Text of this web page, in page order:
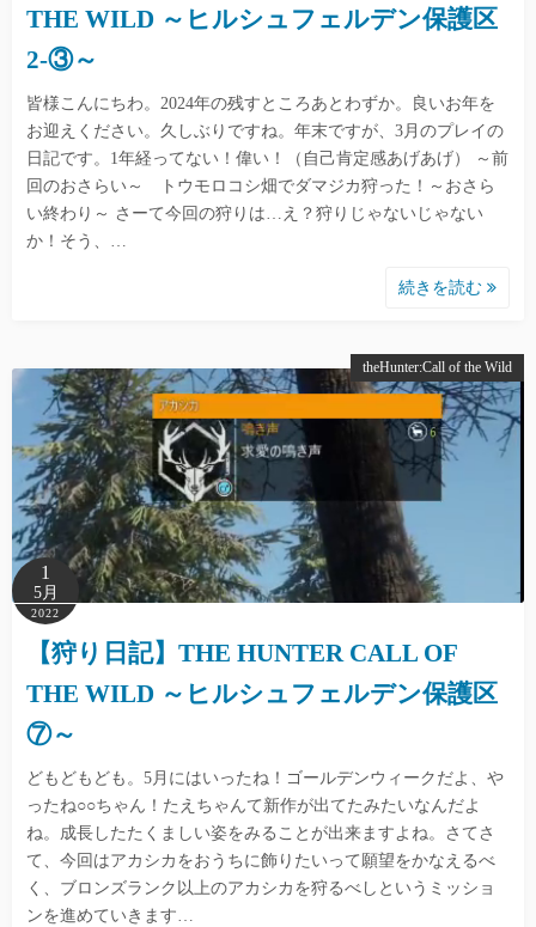
THE WILD ～ヒルシュフェルデン保護区
2-③～
皆様こんにちわ。2024年の残すところあとわずか。良いお年を
お迎えください。久しぶりですね。年末ですが、3月のプレイの
日記です。1年経ってない！偉い！（自己肯定感あげあげ） ～前
回のおさらい～ トウモロコシ畑でダマジカ狩った！～おさら
い終わり～ さーて今回の狩りは…え？狩りじゃないじゃない
か！そう、…
続きを読む
theHunter:Call of the Wild
1
5月
2022
【狩り日記】THE HUNTER CALL OF
THE WILD ～ヒルシュフェルデン保護区
⑦～
どもどもども。5月にはいったね！ゴールデンウィークだよ、や
ったね○○ちゃん！たえちゃんて新作が出てたみたいなんだよ
ね。成長したたくましい姿をみることが出来ますよね。さてさ
て、今回はアカシカをおうちに飾りたいって願望をかなえるべ
く、ブロンズランク以上のアカシカを狩るべしというミッショ
ンを進めていきます…